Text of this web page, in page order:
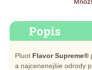
Popis
Pluot Flavor Supreme®
a najcenenejšie odrody